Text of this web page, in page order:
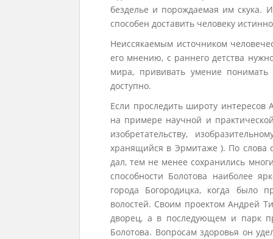
безделье и порождаемая им скука.
способен доставить человеку
Неиссякаемым источником
его мнению, с раннего детства
мира, прививать умение
доступно.
Если проследить широту интересов
на примере научной и
изобретательству,
хранящийся в Эрмитаже ). По слова
дал, тем не менее сохранились
способности Болотова наиболее
города Богородицка, когда было
волостей. Своим проектом Андрей
дворец, а в последующем и парк
Болотова. Вопросам здоровья он